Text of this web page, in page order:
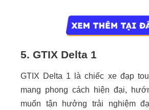
5. GTIX Delta 1
GTIX Delta 1 là chiếc xe đạp
mang phong cách hiện đại,
muốn tận hưởng trải nghiệm